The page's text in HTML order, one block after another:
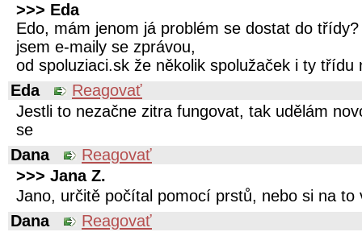
>>> Eda
Edo, mám jenom já problém se dostat do
jsem e-maily se zprávou,
od spoluziaci.sk že několik spolužaček i ty
Eda
Reagovať
Jestli to nezačne zitra fungovat, tak udělám
se
Dana
Reagovať
>>> Jana Z.
Jano, určitě počítal pomocí prstů, nebo si na to
Dana
Reagovať